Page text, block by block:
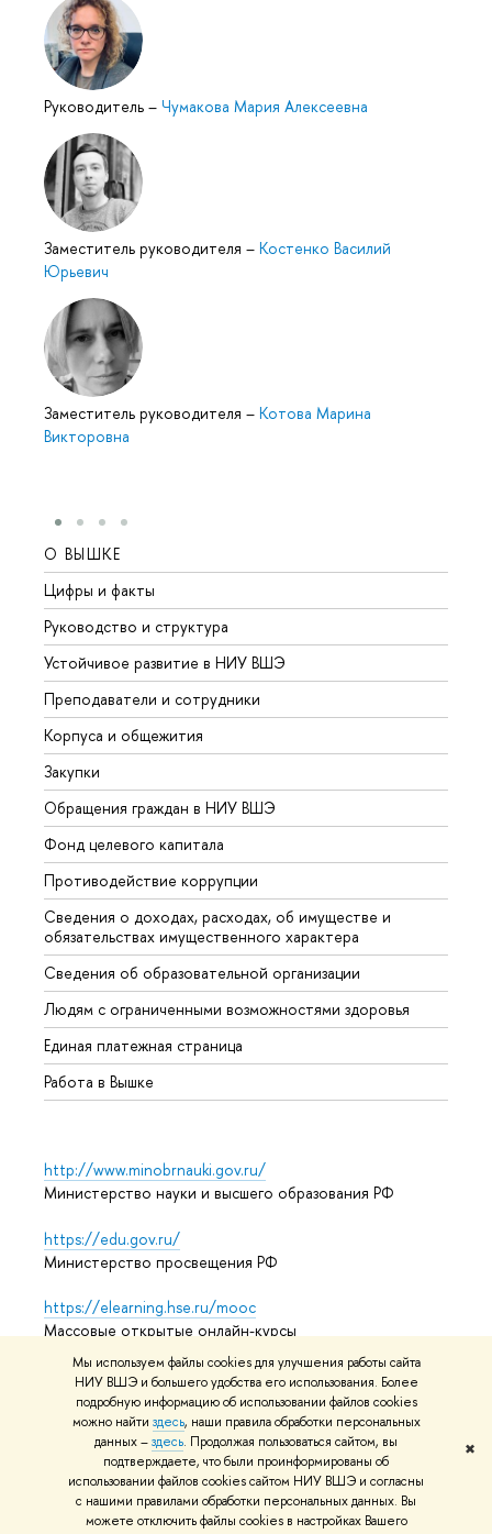
Мы используем файлы cookies для улучшения работы сайта
НИУ ВШЭ и большего удобства его использования. Более
подробную информацию об использовании файлов cookies
можно найти здесь, наши правила обработки персональных
данных –здесь. Продолжая пользоваться сайтом, вы
подтверждаете, что были проинформированы об
использовании файлов cookies сайтом НИУ ВШЭ и согласны
с нашими правилами обработки персональных данных. Вы
можете отключить файлы cookies в настройках Вашего
✖
Руководитель – Чумакова Мария Алексеевна
Заместитель руководителя – Костенко Василий
Юрьевич
Заместитель руководителя – Котова Марина
Викторовна
О ВЫШКЕ
Цифры и факты
Руководство и структура
Устойчивое развитие в НИУ ВШЭ
Преподаватели и сотрудники
Корпуса и общежития
Закупки
Обращения граждан в НИУ ВШЭ
Фонд целевого капитала
Противодействие коррупции
Сведения о доходах, расходах, об имуществе и
обязательствах имущественного характера
Сведения об образовательной организации
Людям с ограниченными возможностями здоровья
Единая платежная страница
Работа в Вышке
http://www.minobrnauki.gov.ru/
Министерство науки и высшего образования РФ
https://edu.gov.ru/
Министерство просвещения РФ
https://elearning.hse.ru/mooc
Массовые открытые онлайн-курсы
© НИУ ВШЭ 1993–2026 Адреса и контактыУсловия
использования материалов Политика конфиденциальности
Карта сайта
Редактору